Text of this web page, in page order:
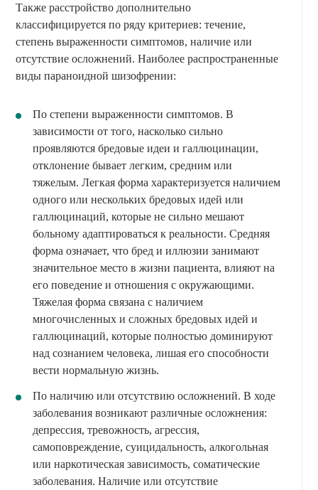
Также расстройство дополнительно
классифицируется по ряду критериев: течение,
степень выраженности симптомов, наличие или
отсутствие осложнений. Наиболее распространенные
виды параноидной шизофрении:
По степени выраженности симптомов. В
зависимости от того, насколько сильно
проявляются бредовые идеи и галлюцинации,
отклонение бывает легким, средним или
тяжелым. Легкая форма характеризуется наличием
одного или нескольких бредовых идей или
галлюцинаций, которые не сильно мешают
больному адаптироваться к реальности. Средняя
форма означает, что бред и иллюзии занимают
значительное место в жизни пациента, влияют на
его поведение и отношения с окружающими.
Тяжелая форма связана с наличием
многочисленных и сложных бредовых идей и
галлюцинаций, которые полностью доминируют
над сознанием человека, лишая его способности
вести нормальную жизнь.
По наличию или отсутствию осложнений. В ходе
заболевания возникают различные осложнения:
депрессия, тревожность, агрессия,
самоповреждение, суицидальность, алкогольная
или наркотическая зависимость, соматические
заболевания. Наличие или отсутствие